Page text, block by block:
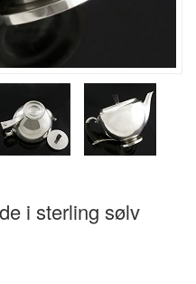
i sterling sølv